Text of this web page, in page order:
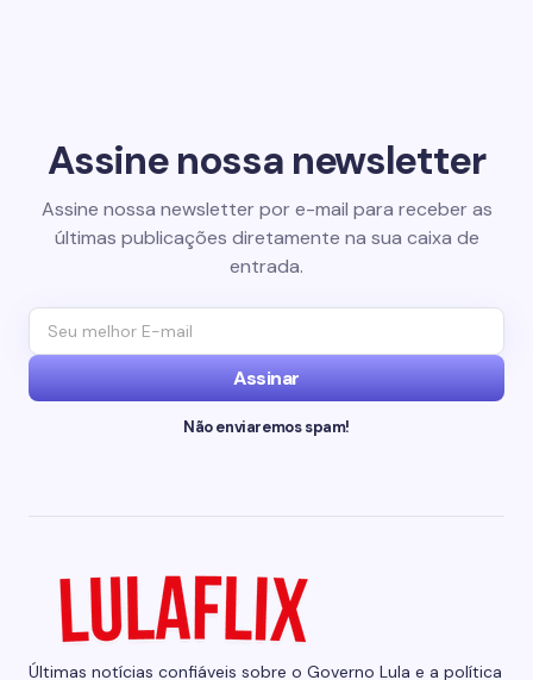
Assine nossa newsletter
Assine nossa newsletter por e-mail para receber as
últimas publicações diretamente na sua caixa de
entrada.
Assinar
Não enviaremos spam!
Últimas notícias confiáveis sobre o Governo Lula e a política